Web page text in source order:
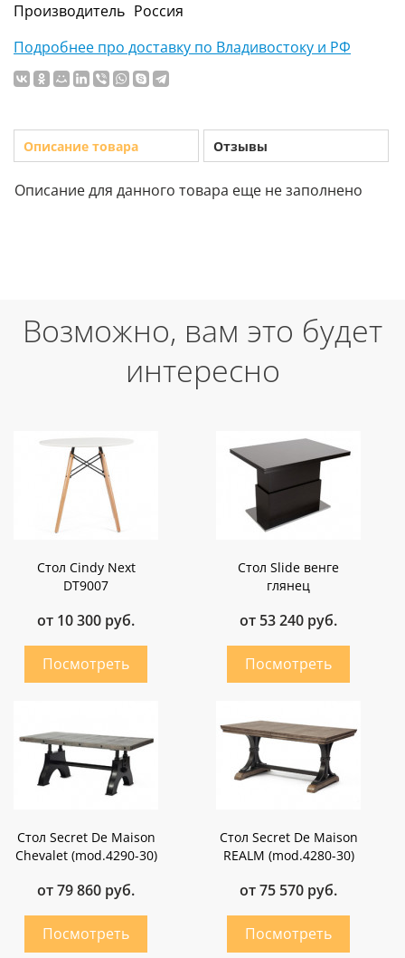
Производитель Россия
Подробнее про доставку по Владивостоку и РФ
Описание товара Отзывы
Описание для данного товара еще не заполнено
Возможно, вам это будет
интересно
Стол Cindy Next
DT9007
от 10 300 руб.
Стол Slide венге
глянец
от 53 240 руб.
Стол Secret De Maison
Chevalet (mod.4290-30)
от 79 860 руб.
Стол Secret De Maison
REALM (mod.4280-30)
от 75 570 руб.